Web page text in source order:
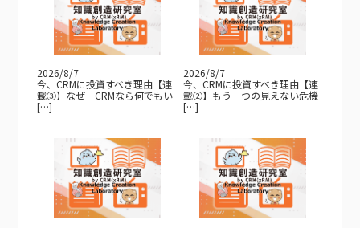
2026/8/7
今、CRMに投資すべき理由【連
載③】なぜ「CRMなら何でもい
[…]
2026/8/7
今、CRMに投資すべき理由【連
載②】もう一つの見えない危機
[…]